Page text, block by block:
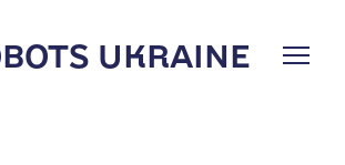
UKRAINE